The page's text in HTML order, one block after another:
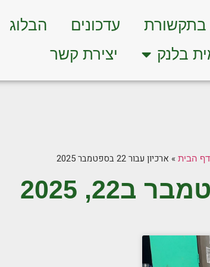
בתקשורת עדכונים
הבלוג
בלנק
יצירת קשר
דף הבית » ארכיון עבור 22 בספטמבר 2025
ב22, 2025